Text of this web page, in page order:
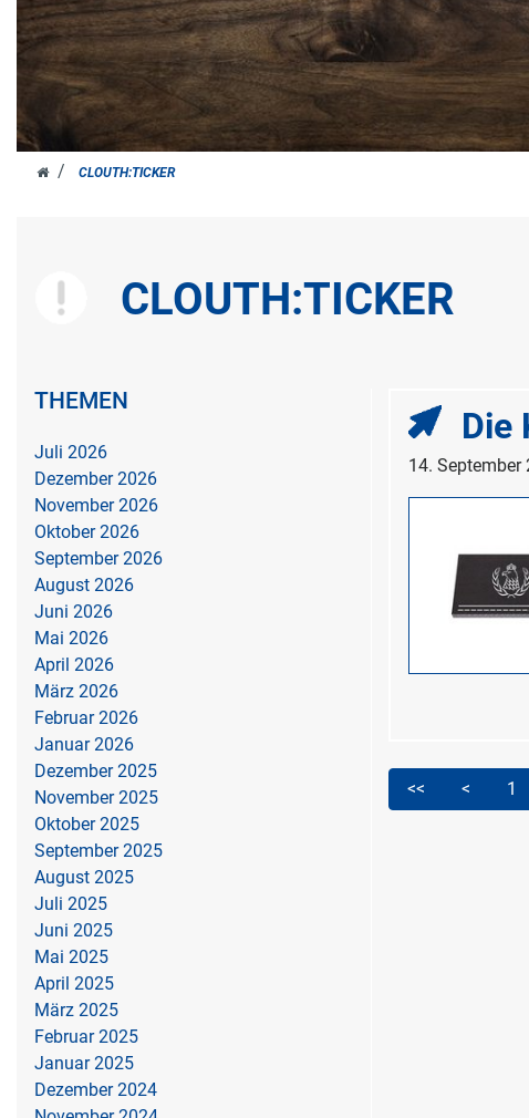
HOMECLOUTH:TICKER
CLOUTH:TICKER
THEMEN
Juli 2026
Dezember 2026
November 2026
Oktober 2026
September 2026
August 2026
Juni 2026
Mai 2026
April 2026
März 2026
Februar 2026
Januar 2026
Dezember 2025
November 2025
Oktober 2025
September 2025
August 2025
Juli 2025
Juni 2025
Mai 2025
April 2025
März 2025
Februar 2025
Januar 2025
Dezember 2024
Die
14. September
<< < 1